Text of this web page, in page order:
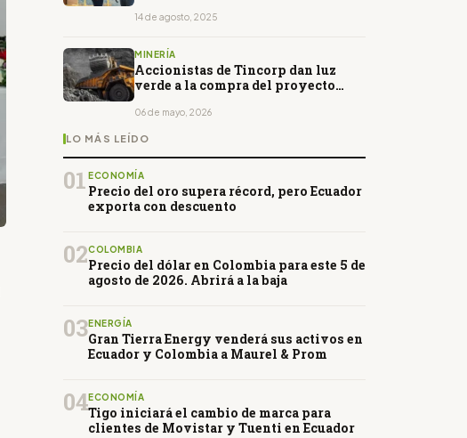
14 de agosto, 2025
MINERÍA
Accionistas de Tincorp dan luz
verde a la compra del proyecto
06 de mayo, 2026
LO MÁS LEÍDO
01 ECONOMÍA
Precio del oro supera récord, pero Ecuador
exporta con descuento
02COLOMBIA
Precio del dólar en Colombia para este 5 de
agosto de 2026. Abrirá a la baja
03ENERGÍA
Gran Tierra Energy venderá sus activos en
Ecuador y Colombia a Maurel & Prom
04ECONOMÍA
Tigo iniciará el cambio de marca para
clientes de Movistar y Tuenti en Ecuador